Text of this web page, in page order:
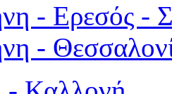
- Ερεσός -
-